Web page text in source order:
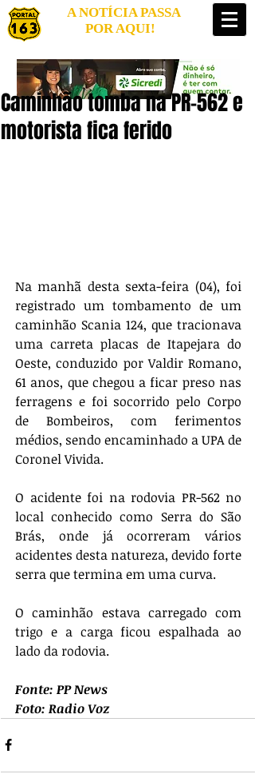
A NOTÍCIA PASSA
POR AQUI!
Caminhão tomba na PR-562 e
motorista fica ferido
Na manhã desta sexta-feira (04), foi
registrado um tombamento de um
caminhão Scania 124, que tracionava
uma carreta placas de Itapejara do
Oeste, conduzido por Valdir Romano,
61 anos, que chegou a ficar preso nas
ferragens e foi socorrido pelo Corpo
de Bombeiros, com ferimentos
médios, sendo encaminhado a UPA de
Coronel Vivida.
O acidente foi na rodovia PR-562 no
local conhecido como Serra do São
Brás, onde já ocorreram vários
acidentes desta natureza, devido forte
serra que termina em uma curva.
O caminhão estava carregado com
trigo e a carga ficou espalhada ao
lado da rodovia.
Fonte: PP News
Foto: Radio Voz